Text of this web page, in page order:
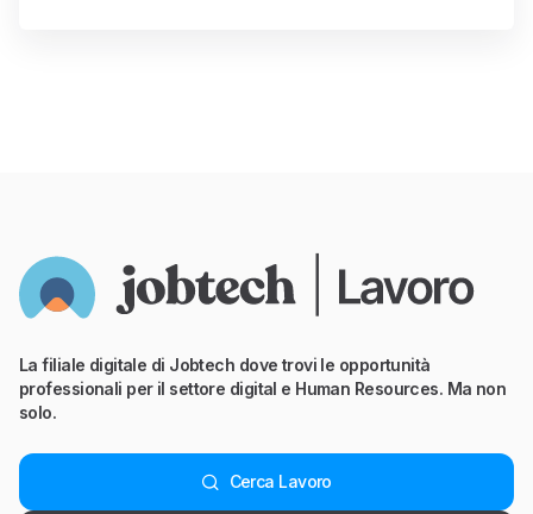
La filiale digitale di Jobtech dove trovi le opportunità
professionali per il settore digital e Human Resources. Ma non
solo.
Cerca Lavoro